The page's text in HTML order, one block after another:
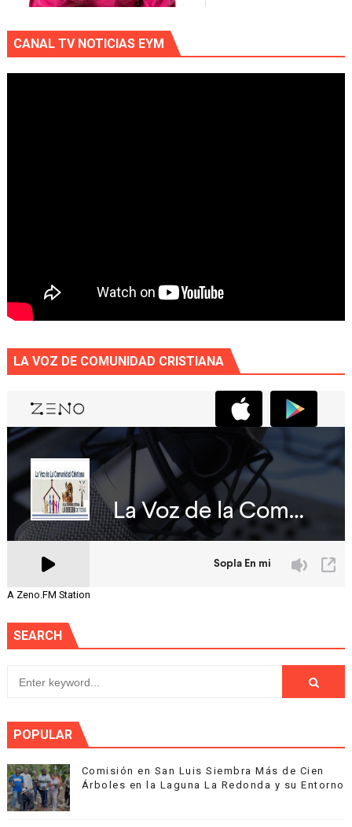
CANAL TV NOTICIAS EYM
LA VOZ DE COMUNIDAD CRISTIANA
A Zeno.FM Station
SEARCH
POPULAR
Comisión en San Luis Siembra Más de Cien
Árboles en la Laguna La Redonda y su Entorno